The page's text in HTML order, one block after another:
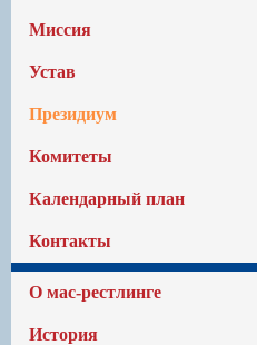
Миссия
Устав
Президиум
Комитеты
Календарный план
Контакты
О мас-рестлинге
История